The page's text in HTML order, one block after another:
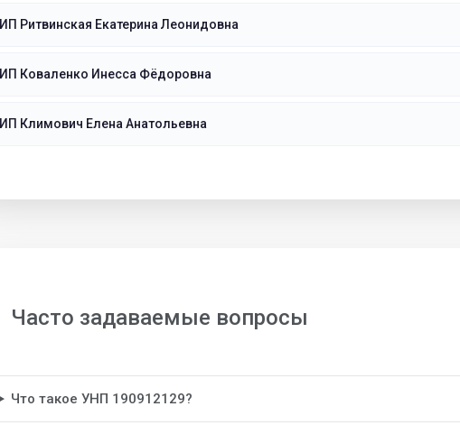
ИП Ритвинская Екатерина Леонидовна
ИП Коваленко Инесса Фёдоровна
ИП Климович Елена Анатольевна
Часто задаваемые вопросы
Что такое УНП 190912129?